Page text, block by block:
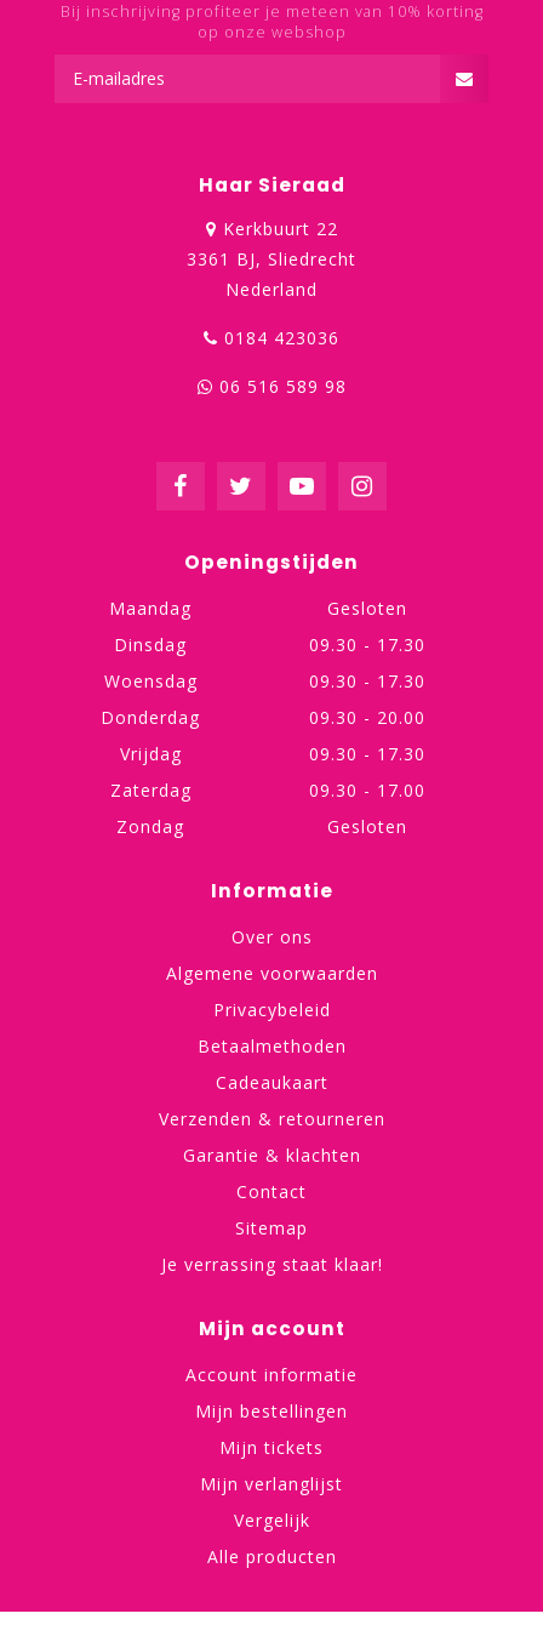
Bij inschrijving profiteer je meteen van 10% korting
op onze webshop
Haar Sieraad
Kerkbuurt 22
3361 BJ, Sliedrecht
Nederland
0184 423036
06 516 589 98
Openingstijden
Maandag
Gesloten
Dinsdag
09.30 - 17.30
Woensdag
09.30 - 17.30
Donderdag
09.30 - 20.00
Vrijdag
09.30 - 17.30
Zaterdag
09.30 - 17.00
Zondag
Gesloten
Informatie
Over ons
Algemene voorwaarden
Privacybeleid
Betaalmethoden
Cadeaukaart
Verzenden & retourneren
Garantie & klachten
Contact
Sitemap
Je verrassing staat klaar!
Mijn account
Account informatie
Mijn bestellingen
Mijn tickets
Mijn verlanglijst
Vergelijk
Alle producten